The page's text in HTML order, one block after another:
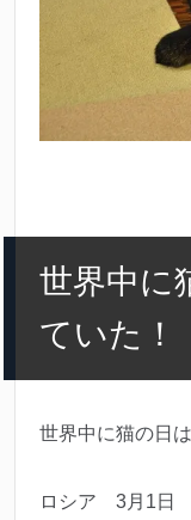
世界中に
ていた！
世界中に猫の日
ロシア 3月1日